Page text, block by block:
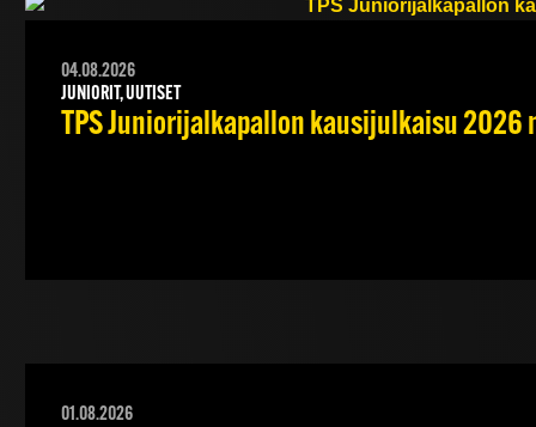
04.08.2026
JUNIORIT, UUTISET
TPS Juniorijalkapallon kausijulkaisu 2026
01.08.2026